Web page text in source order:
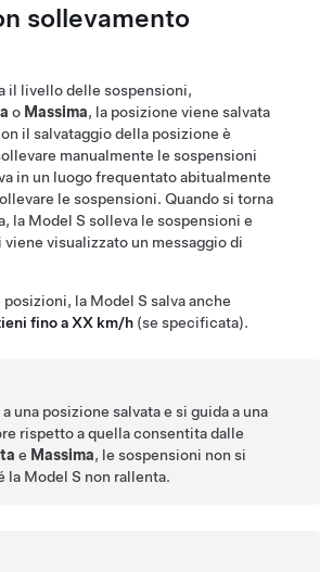
sollevamento
il livello delle sospensioni,
o Massima, la posizione viene salvata
il salvataggio della posizione è
manualmente le sospensioni
in un luogo frequentato abitualmente
le sospensioni. Quando si torna
la Model S solleva le sospensioni e
visualizzato un messaggio di
posizioni, la Model S salva anche
fino a XX km/h (se specificata).
una posizione salvata e si guida a una
rispetto a quella consentita dalle
e Massima, le sospensioni non si
la Model S non rallenta.